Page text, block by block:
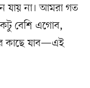
যায় না। আমরা গত
বেশি এগোব,
কাছে যাব—এই